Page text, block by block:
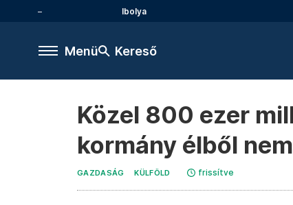
Ibolya
Menü Kereső
Közel 800 ezer
kormány élből
GAZDASÁG KÜLFÖLD frissítve